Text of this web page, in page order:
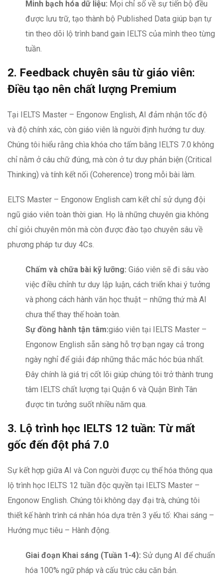
Minh bạch hóa dữ liệu: Mọi chỉ số về sự tiến bộ đều
được lưu trữ, tạo thành bộ Published Data giúp bạn tự
tin theo dõi lộ trình band gain IELTS của mình theo từng
tuần.
2. Feedback chuyên sâu từ giáo viên:
Điều tạo nên chất lượng Premium
Tại IELTS Master – Engonow English, AI đảm nhận tốc độ
và độ chính xác, còn giáo viên là người định hướng tư duy.
Chúng tôi hiểu rằng chìa khóa cho tấm bằng IELTS 7.0 không
chỉ nằm ở câu chữ đúng, mà còn ở tư duy phản biện (Critical
Thinking) và tính kết nối (Coherence) trong mỗi bài làm.
ELTS Master – Engonow English cam kết chỉ sử dụng đội
ngũ giáo viên toàn thời gian. Họ là những chuyên gia không
chỉ giỏi chuyên môn mà còn được đào tạo chuyên sâu về
phương pháp tư duy 4Cs.
Chấm và chữa bài kỹ lưỡng: Giáo viên sẽ đi sâu vào
việc điều chỉnh tư duy lập luận, cách triển khai ý tưởng
và phong cách hành văn học thuật – những thứ mà AI
chưa thể thay thế hoàn toàn.
Sự đồng hành tận tâm:giáo viên tại IELTS Master –
Engonow English sẵn sàng hỗ trợ bạn ngay cả trong
ngày nghỉ để giải đáp những thắc mắc hóc búa nhất.
Đây chính là giá trị cốt lõi giúp chúng tôi trở thành trung
tâm IELTS chất lượng tại Quận 6 và Quận Bình Tân
được tin tưởng suốt nhiều năm qua.
3. Lộ trình học IELTS 12 tuần: Từ mất
gốc đến đột phá 7.0
Sự kết hợp giữa AI và Con người được cụ thể hóa thông qua
lộ trình học IELTS 12 tuần độc quyền tại IELTS Master –
Engonow English. Chúng tôi không dạy đại trà, chúng tôi
thiết kế hành trình cá nhân hóa dựa trên 3 yếu tố: Khai sáng –
Hướng mục tiêu – Hành động.
Giai đoạn Khai sáng (Tuần 1-4): Sử dụng AI để chuẩn
hóa 100% ngữ pháp và cấu trúc câu căn bản.